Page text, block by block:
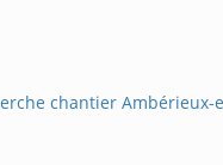
chantier Ambérieux-